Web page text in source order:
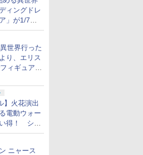
ィングドレ
」が1/7ス
ア化！
世界行った
り、エリス
ィギュア
】火花演出
電動ウォー
得！ シー
、2丁セッ
ニャース